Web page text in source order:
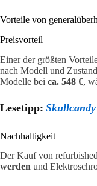
Vorteile von
Preisvorteil
Einer der größten
nach Modell und
Modelle bei ca. 548 €,
Lesetipp:
Nachhaltigkeit
Der Kauf von
werden und